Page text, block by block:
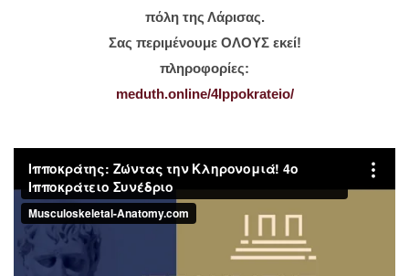
πόλη της Λάρισας.
Σας περιμένουμε ΟΛΟΥΣ εκεί!
πληροφορίες:
meduth.online/4Ippokrateio/